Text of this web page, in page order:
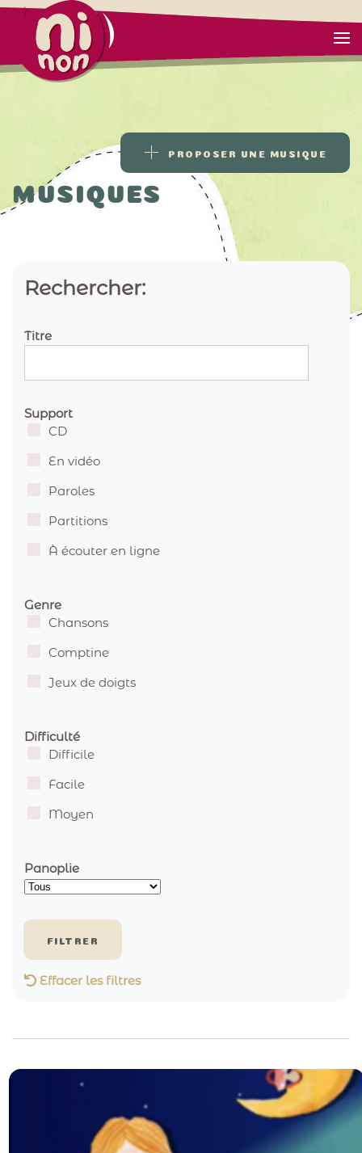
PROPOSER UNE MUSIQUE
MUSIQUES
Rechercher:
Titre
Support
CD
En vidéo
Paroles
Partitions
À écouter en ligne
Genre
Chansons
Comptine
Jeux de doigts
Difficulté
Difficile
Facile
Moyen
Panoplie
Effacer les filtres